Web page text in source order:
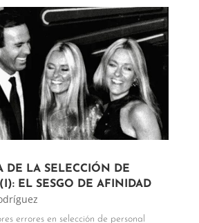
DE LA SELECCIÓN DE
EL SESGO DE AFINIDAD
errores en selección de personal